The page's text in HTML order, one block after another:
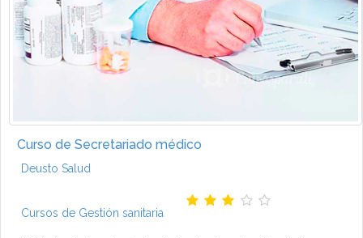
Curso de Secretariado médico
Deusto Salud
Cursos de Gestión sanitaria